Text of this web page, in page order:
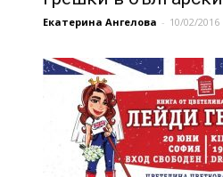
Екатерина Ангелова - 10/02/2016